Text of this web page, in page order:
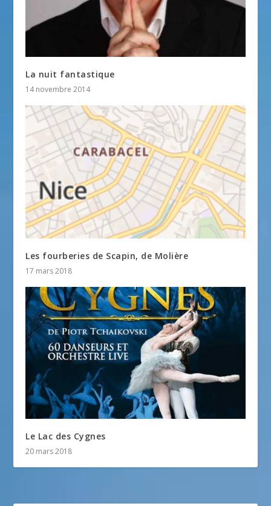
La nuit fantastique
14 novembre 2014
Les fourberies de Scapin, de Molière
17 mars 2018
Le Lac des Cygnes
20 mars 2018